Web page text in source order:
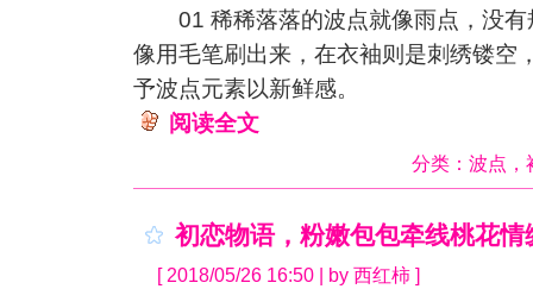
01 稀稀落落的波点就像雨点，没有
像用毛笔刷出来，在衣袖则是刺绣镂空
予波点元素以新鲜感。
阅读全文
分类： 波点 ，
初恋物语，粉嫩包包牵线桃花情
[ 2018/05/26 16:50 | by 西红柿 ]